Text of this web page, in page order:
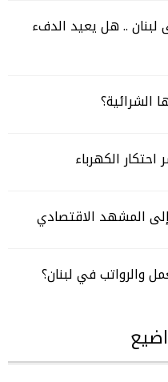
لبنان .. هل يعيد الدفء
الشرائية؟
الكهرباء
المشهد الاقتصادي
والرواتب في لبنان؟